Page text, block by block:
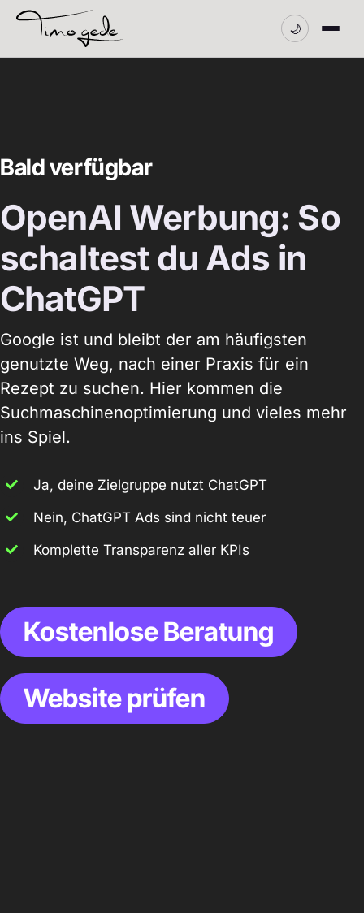
Zum
Bald verfügbar
OpenAI Werbung: So
schaltest du Ads in
ChatGPT
Google ist und bleibt der am häufigsten
genutzte Weg, nach einer Praxis für ein
Rezept zu suchen. Hier kommen die
Suchmaschinenoptimierung und vieles mehr
ins Spiel.
Ja, deine Zielgruppe nutzt ChatGPT
Nein, ChatGPT Ads sind nicht teuer
Komplette Transparenz aller KPIs
Kostenlose Beratung
Website prüfen
🌙